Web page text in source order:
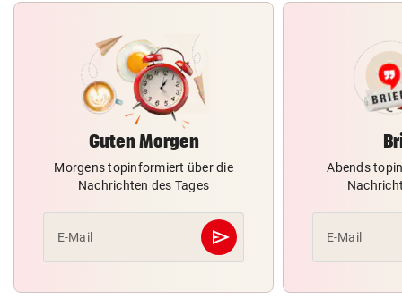
Guten Morgen
Morgens topinformiert über die
Nachrichten des Tages
E-Mail send
Abschicken
Abends
E-Mail